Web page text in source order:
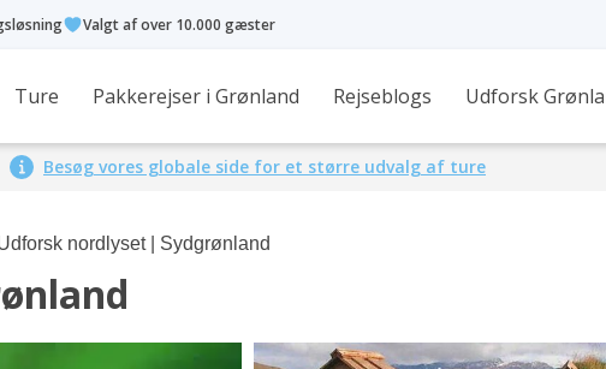
Valgt af over 10.000 gæster
Ture Pakkerejser i Grønland Rejseblogs Udforsk
Besøg vores globale side for et større udvalg af ture
nordlyset | Sydgrønland